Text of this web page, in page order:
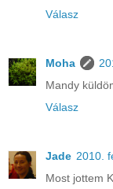
Válasz
Moha
Mandy
Válasz
Jade 2010.
Most jottem